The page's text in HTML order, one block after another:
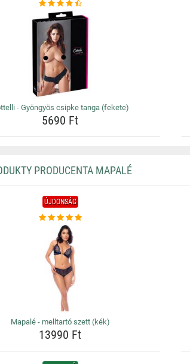
- Gyöngyös csipke tanga (fekete)
5690 Ft
PRODUCENTA MAPALÉ
ÚJDONSÁG
Mapalé - melltartó szett (kék)
13990 Ft